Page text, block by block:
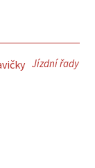
Jízdní řady